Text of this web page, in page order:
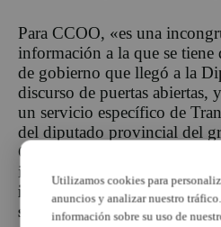
Para CCOO, «es una
información a la que se
de gobierno que llegó a la
discurso de puertas abiertas,
un servicio específico de
del diputado provincial del
Comú, Berto Jaramillo».
irecalca que «l
a
información sobre plantilla
sindicato tiene derecho.
Utilizamos cookies para
anuncios y analizar nuestro
información sobre su uso de